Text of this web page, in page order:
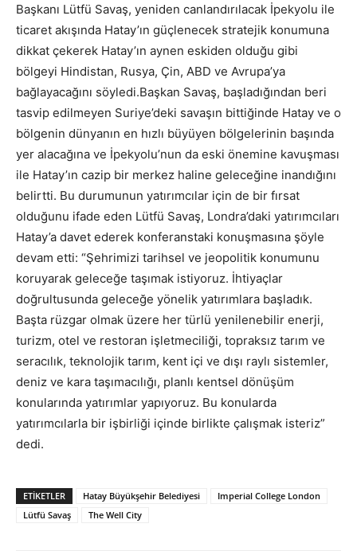
Başkanı Lütfü Savaş, yeniden canlandırılacak İpekyolu ile
ticaret akışında Hatay’ın güçlenecek stratejik konumuna
dikkat çekerek Hatay’ın aynen eskiden olduğu gibi
bölgeyi Hindistan, Rusya, Çin, ABD ve Avrupa’ya
bağlayacağını söyledi.Başkan Savaş, başladığından beri
tasvip edilmeyen Suriye’deki savaşın bittiğinde Hatay ve o
bölgenin dünyanın en hızlı büyüyen bölgelerinin başında
yer alacağına ve İpekyolu’nun da eski önemine kavuşması
ile Hatay’ın cazip bir merkez haline geleceğine inandığını
belirtti. Bu durumunun yatırımcılar için de bir fırsat
olduğunu ifade eden Lütfü Savaş, Londra’daki yatırımcıları
Hatay’a davet ederek konferanstaki konuşmasına şöyle
devam etti: “Şehrimizi tarihsel ve jeopolitik konumunu
koruyarak geleceğe taşımak istiyoruz. İhtiyaçlar
doğrultusunda geleceğe yönelik yatırımlara başladık.
Başta rüzgar olmak üzere her türlü yenilenebilir enerji,
turizm, otel ve restoran işletmeciliği, topraksız tarım ve
seracılık, teknolojik tarım, kent içi ve dışı raylı sistemler,
deniz ve kara taşımacılığı, planlı kentsel dönüşüm
konularında yatırımlar yapıyoruz. Bu konularda
yatırımcılarla bir işbirliği içinde birlikte çalışmak isteriz”
dedi.
ETIKETLER Hatay Büyükşehir Belediyesi
Imperial College London
Lütfü Savaş
The Well City